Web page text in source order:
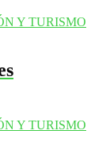
Y TURISMO
Y TURISMO